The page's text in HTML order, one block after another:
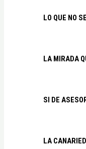
LO QUE NO
LA MIRADA
SI DE
LA